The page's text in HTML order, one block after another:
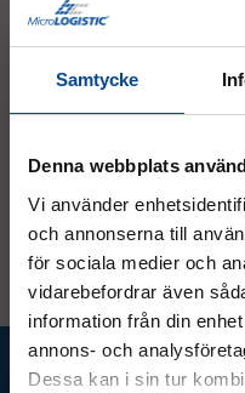
Samtycke
Denna webbplats
Vi använder
och annonserna till
för sociala medier och
vidarebefordrar även
information från din
annons- och
Dessa kan i sin tur
Aluminiumpirra
Höggodskärra V1 – Lätt
Med spännband och
ramskydd
16 512,50 kr Köp
Ta del av våra